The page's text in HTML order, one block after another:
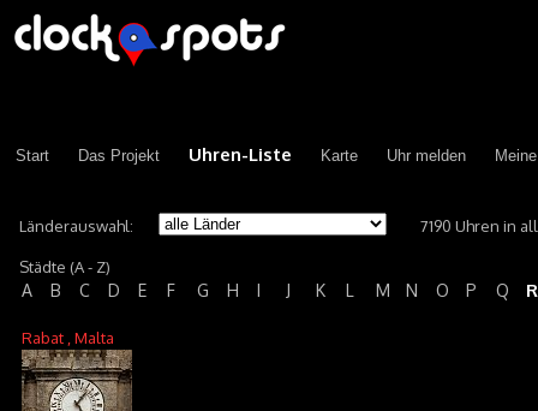
Start Das Projekt Uhren-Liste Karte Uhr melden
Länderauswahl: 7190 Uhren in
Städte (A - Z)
A B C D E F G H I J K L M N O P Q R
Rabat , Malta